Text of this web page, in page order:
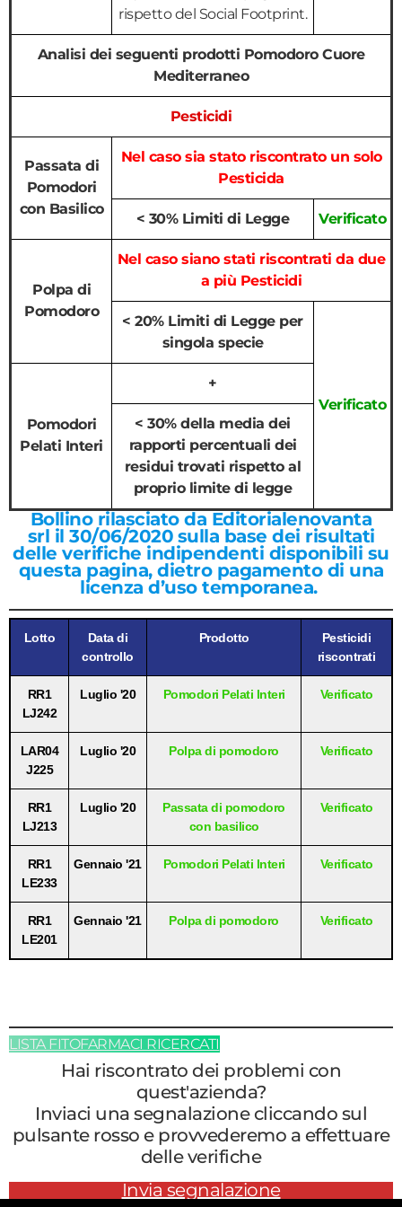
rispetto del Social Footprint.
Analisi dei seguenti prodotti Pomodoro Cuore
Mediterraneo
Pesticidi
Passata di
Pomodori
con Basilico
Nel caso sia stato riscontrato un solo
Pesticida
< 30% Limiti di Legge Verificato
Polpa di
Pomodoro
Nel caso siano stati riscontrati da due
a più Pesticidi
< 20% Limiti di Legge per
singola specie
Verificato
Pomodori
Pelati Interi
+
< 30% della media dei
rapporti percentuali dei
residui trovati rispetto al
proprio limite di legge
Bollino rilasciato da Editorialenovanta
srl il 30/06/2020 sulla base dei risultati
delle verifiche indipendenti disponibili su
questa pagina, dietro pagamento di una
licenza d’uso temporanea.
Lotto
Data di
controllo
Prodotto
Pesticidi
riscontrati
RR1
LJ242
Luglio '20 Pomodori Pelati Interi Verificato
LAR04
J225
Luglio '20 Polpa di pomodoro Verificato
RR1
LJ213
Luglio '20
Passata di pomodoro
con basilico
Verificato
RR1
LE233
Gennaio '21 Pomodori Pelati Interi Verificato
RR1
LE201
Gennaio '21 Polpa di pomodoro Verificato
LISTA FITOFARMACI RICERCATI
Hai riscontrato dei problemi con
quest'azienda?
Inviaci una segnalazione cliccando sul
pulsante rosso e provvederemo a effettuare
delle verifiche
Invia segnalazione